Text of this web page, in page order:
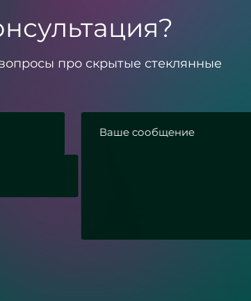
про скрытые стеклянные